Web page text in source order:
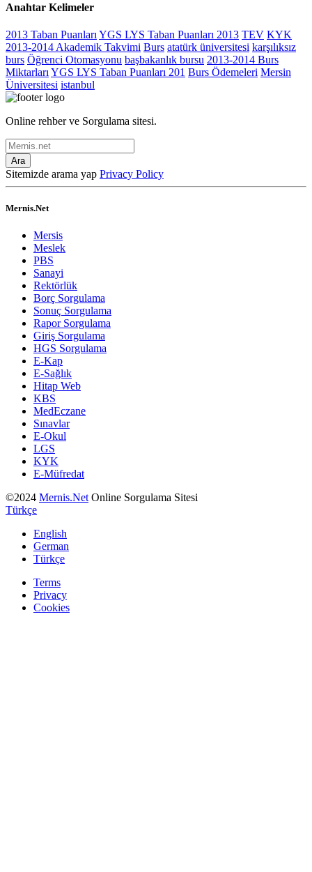
Anahtar Kelimeler
2013 Taban Puanları YGS LYS Taban Puanları 2013 TEV KYK
2013-2014 Akademik Takvimi Burs atatürk üniversitesi karşılıksız
burs Öğrenci Otomasyonu başbakanlık bursu 2013-2014 Burs
Miktarları YGS LYS Taban Puanları 201 Burs Ödemeleri Mersin
Üniversitesi istanbul
Online rehber ve Sorgulama sitesi.
Ara
Sitemizde arama yap Privacy Policy
Mernis.Net
Mersis
Meslek
PBS
Sanayi
Rektörlük
Borç Sorgulama
Sonuç Sorgulama
Rapor Sorgulama
Giriş Sorgulama
HGS Sorgulama
E-Kap
E-Sağlık
Hitap Web
KBS
MedEczane
Sınavlar
E-Okul
LGS
KYK
E-Müfredat
©2024 Mernis.Net Online Sorgulama Sitesi
Türkçe
English
German
Türkçe
Terms
Privacy
Cookies